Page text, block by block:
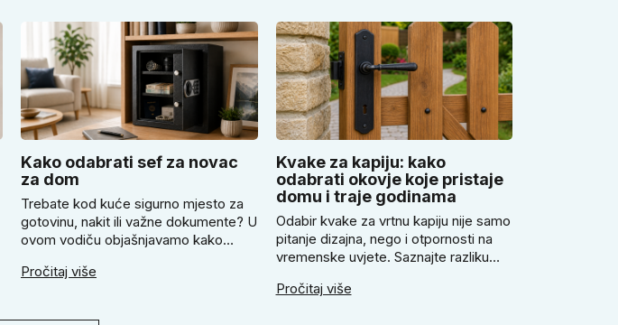
Kako odabrati sef za novac
za dom
Trebate kod kuće sigurno mjesto za
gotovinu, nakit ili važne dokumente? U
ovom vodiču objašnjavamo kako
kada se isplati mehanička ili
Pročitaj više
Kvake za kapiju: kako
odabrati okovje koje pristaje
domu i traje godinama
Odabir kvake za vrtnu kapiju nije samo
pitanje dizajna, nego i otpornosti na
vremenske uvjete. Saznajte razliku
kovanog stila. Provjerite zašto prije
Pročitaj više